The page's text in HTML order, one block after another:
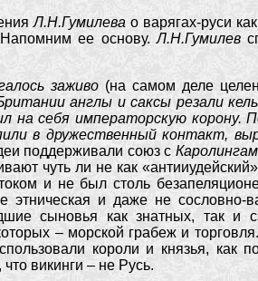
Л.Н.Гумилевао варягах-руси
Напомним ее основу.Л.Н.Гумилев
заживо (на самом деле
англы и саксы резали
на себя императорскую
в дружественный контакт,
поддерживали союз с
чуть ли не как
и не был столь
этническая и даже не сословно-
сыновья как знатных, так и
– морской грабеж и
короли и князья, как
викинги – не Русь.